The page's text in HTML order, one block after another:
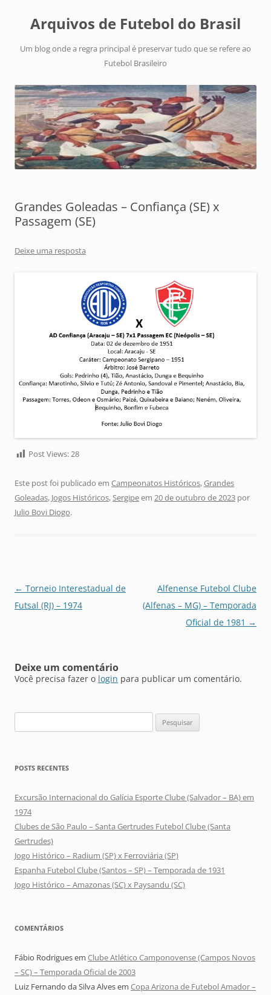
Arquivos de Futebol do Brasil
Um blog onde a regra principal é preservar tudo que se refere ao
Futebol Brasileiro
Grandes Goleadas – Confiança (SE) x
Passagem (SE)
Deixe uma resposta
Post Views:28
Este post foi publicado em Campeonatos Históricos,Grandes
Goleadas, Jogos Históricos,Sergipeem 20 de outubro de 2023 por
Julio Bovi Diogo.
Navegação
de
← Torneio Interestadual de
Futsal (RJ) – 1974
Alfenense Futebol Clube
(Alfenas – MG) – Temporada
Oficial de 1981 →
Deixe um comentário
Você precisa fazer o login para publicar um comentário.
por:
POSTS RECENTES
Excursão Internacional do Galícia Esporte Clube (Salvador – BA) em
1974
Clubes de São Paulo – Santa Gertrudes Futebol Clube (Santa
Gertrudes)
Jogo Histórico – Radium (SP) x Ferroviária (SP)
Espanha Futebol Clube (Santos – SP) – Temporada de 1931
Jogo Histórico – Amazonas (SC) x Paysandu (SC)
COMENTÁRIOS
Fábio Rodriguesem Clube Atlético Camponovense (Campos Novos
– SC) – Temporada Oficial de 2003
Luiz Fernando da Silva Alvesem Copa Arizona de Futebol Amador –